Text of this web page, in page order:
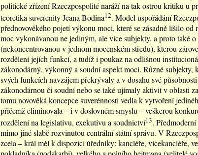
politické zřízení Rzeczpospolité naráží na tak ostrou kritiku u
teoretika suverenity Jeana Bodina12. Model uspořádání
přednovověkého pojetí výkonu moci, které se zásadně lišilo od
moc vykonávanou ne jediným, ale více subjekty, a proto také
(nekoncentrovanou v jednom mocenském středu), kterou
rozdělení jejích funkcí, a tudíž i poukaz na odlišnou
zákonodárný, výkonný a soudní aspekt moci. Různé subjekty,
svých funkcích navzájem překrývaly a v dosahu své
zákonodárnou či soudní nebo se také ujímaly aktivit v oblasti
tomu novověká koncepce suverénnosti vedla k vytvoření
přičemž eliminovala – i v doslovném smyslu – veškerou
rozdělení na legislativu, exekutivu a soudnictví13.
mimo jiné slabě rozvinutou centrální státní správu. V
zcela – král měl k dispozici úředníky: kancléře, vicekancléře,